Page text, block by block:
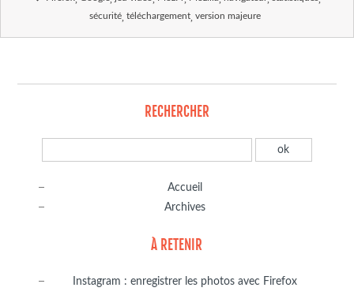
sécurité téléchargement version majeure
RECHERCHER
Accueil
Archives
À RETENIR
Instagram : enregistrer les photos avec Firefox